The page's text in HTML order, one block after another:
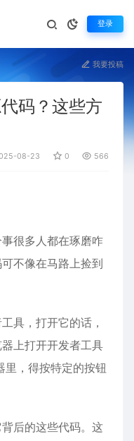
登录
我要投稿
码？这些方
08-23 0 566
很多人都在琢磨咋
不像在马路上捡到
具，打开它的话，
上打开开发者工具
里，得按特定的按钮
后的这些代码。这